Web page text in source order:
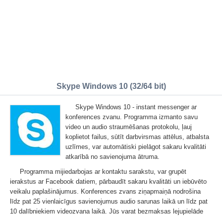
Skype Windows 10 (32/64 bit)
Skype Windows 10 - instant messenger ar
konferences zvanu. Programma izmanto savu
video un audio straumēšanas protokolu, ļauj
koplietot failus, sūtīt darbvirsmas attēlus, atbalsta
uzlīmes, var automātiski pielāgot sakaru kvalitāti
atkarībā no savienojuma ātruma.
Programma mijiedarbojas ar kontaktu sarakstu, var grupēt
ierakstus ar Facebook datiem, pārbaudīt sakaru kvalitāti un iebūvēto
veikalu paplašinājumus. Konferences zvans ziņapmaiņā nodrošina
līdz pat 25 vienlaicīgus savienojumus audio sarunas laikā un līdz pat
10 dalībniekiem videozvana laikā. Jūs varat bezmaksas lejupielāde